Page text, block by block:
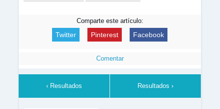
Comparte este artículo:
Twitter Pinterest Facebook
Comentar
‹ Resultados Resultados ›